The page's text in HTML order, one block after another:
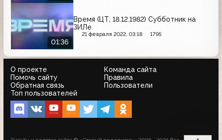
01:36
Время (ЦТ, 18.12.1982) Субботник на
ЗИЛе
21 февраля 2022, 03:18 1795
О проекте
Команда сайта
Помочь сайту
Правила
Обратная связь
Пользователи
Топ пользователей